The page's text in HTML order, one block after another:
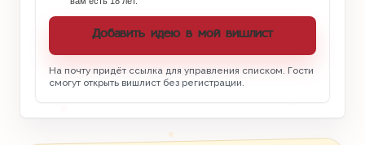
Добавить идею в мой вишлист
На почту придёт ссылка для управления списком. Гости
смогут открыть вишлист без регистрации.